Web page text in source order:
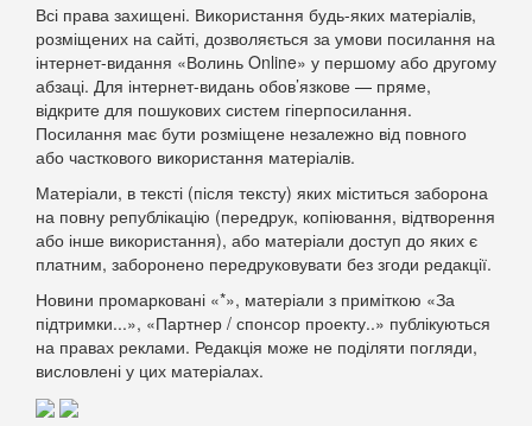
Всі права захищені. Використання будь-яких матеріалів,
розміщених на сайті, дозволяється за умови посилання на
інтернет-видання «Волинь Online» у першому або другому
абзаці. Для інтернет-видань обов’язкове — пряме,
відкрите для пошукових систем гіперпосилання.
Посилання має бути розміщене незалежно від повного
або часткового використання матеріалів.
Матеріали, в тексті (після тексту) яких міститься заборона
на повну републікацію (передрук, копіювання, відтворення
або інше використання), або матеріали доступ до яких є
платним, заборонено передруковувати без згоди редакції.
Новини промарковані «*», матеріали з приміткою «За
підтримки...», «Партнер / спонсор проекту..» публікуються
на правах реклами. Редакція може не поділяти погляди,
висловлені у цих матеріалах.